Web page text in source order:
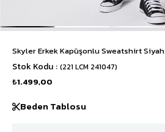
Skyler Erkek Kapüşonlu Sweatshirt Siyah
Stok Kodu (221 LCM 241047)
₺1.499,00
Beden Tablosu